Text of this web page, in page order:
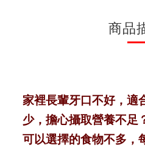
商品
家裡長輩牙口不好，適
少，擔心攝取營養不足
可以選擇的食物不多，